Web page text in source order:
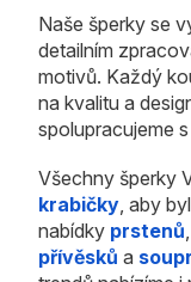
Naše šperky se
detailním
motivů. Každý
na kvalitu a
spolupracujeme
Všechny šperky
krabičky , aby
nabídky prstenů
přívěsků a